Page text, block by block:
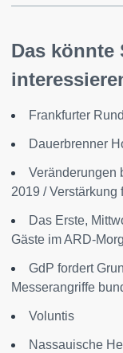
Das könnte
Frankfurter
Dauerbrenner
Veränderungen
2019 / Verstärkung
Das Erste,
Gäste im ARD-
GdP fordert
Messerangriffe
Voluntis
Nassauische